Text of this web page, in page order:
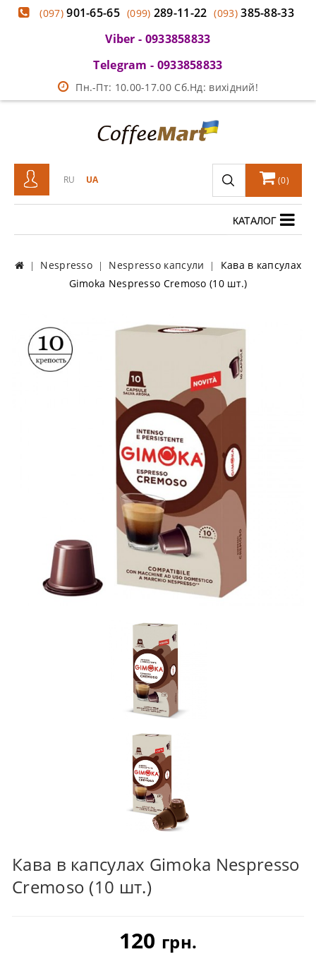
(097)901-65-65 (099) 289-11-22 (093)385-88-33
Viber - 0933858833
Telegram - 0933858833
Пн.-Пт: 10.00-17.00 Сб.Нд: вихідний!
RU UA (0)
КАТАЛОГ
Nespresso Nespresso капсули
Кава в капсулах
Gimoka Nespresso Cremoso (10 шт.)
Кава в капсулах Gimoka Nespresso
Cremoso (10 шт.)
120 грн.